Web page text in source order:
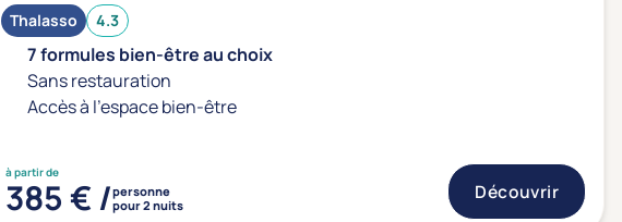
Thalasso 4.3
7 formules bien-être au choix
Sans restauration
Accès à l'espace bien-être
à partir de
385 € /personne
pour 2 nuits
Découvrir